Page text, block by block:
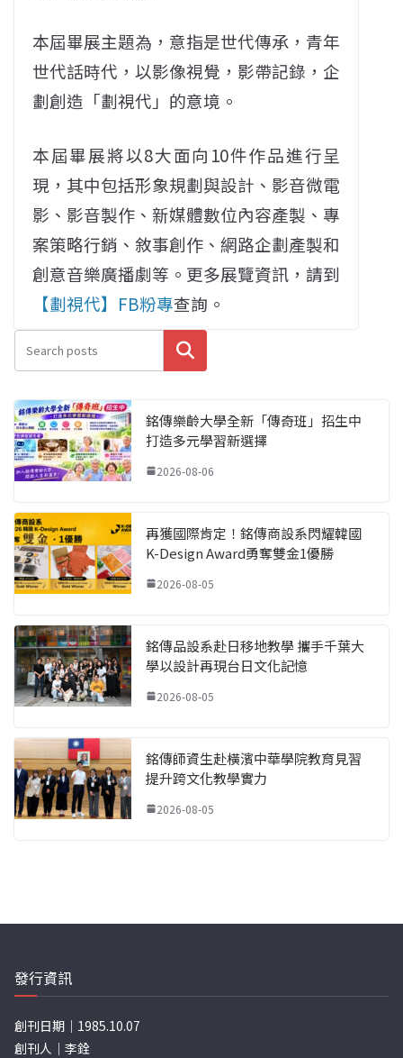
本屆畢展主題為，意指是世代傳承，青年
世代話時代，以影像視覺，影帶記錄，企
劃創造「劃視代」的意境。
本屆畢展將以8大面向10件作品進行呈
現，其中包括形象規劃與設計、影音微電
影、影音製作、新媒體數位內容產製、專
案策略行銷、敘事創作、網路企劃產製和
創意音樂廣播劇等。更多展覽資訊，請到
【劃視代】FB粉專查詢。
搜尋
銘傳樂齡大學全新「傳奇班」招生中
打造多元學習新選擇
2026-08-06
再獲國際肯定！銘傳商設系閃耀韓國
K-Design Award勇奪雙金1優勝
2026-08-05
銘傳品設系赴日移地教學 攜手千葉大
學以設計再現台日文化記憶
2026-08-05
銘傳師資生赴橫濱中華學院教育見習
提升跨文化教學實力
2026-08-05
發行資訊
創刊日期｜1985.10.07
創刊人｜李銓